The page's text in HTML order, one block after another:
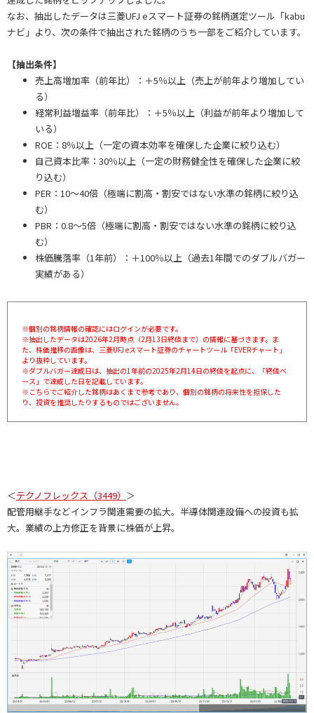
なお、抽出したデータは三菱UFJ eスマート証券の銘柄選定ツール「kabu
ナビ」より、次の条件で抽出された銘柄のうち一部をご紹介しています。
【抽出条件】
売上高増加率（前年比）：＋5％以上（売上が前年より増加してい
る）
経常利益増益率（前年比）：＋5％以上（利益が前年より増加して
いる）
ROE：8％以上（一定の資本効率を確保した企業に絞り込む）
自己資本比率：30％以上（一定の財務健全性を確保した企業に絞
り込む）
PER：10～40倍（極端に割高・割安ではない水準の銘柄に絞り込
む）
PBR：0.8～5倍（極端に割高・割安ではない水準の銘柄に絞り込
む）
株価騰落率（1年前）：＋100％以上（過去1年間でのダブルバガー
実績がある）
※個別の銘柄情報の確認にはログインが必要です。
※抽出したデータは2026年2月時点（2月13日終値まで）の情報に基づきます。ま
た、株価推移の画像は、三菱UFJ eスマート証券のチャートツール「EVERチャート」
より抜粋しています。
※ダブルバガー達成日は、抽出の1年前の2025年2月14日の終値を起点に、「終値ベ
ース」で達成した日を記載しています。
※こちらでご紹介した銘柄はあくまで参考であり、個別の銘柄の将来性を担保した
り、投資を推奨したりするものではございません。
＜テクノフレックス（3449） ＞
配管用継手などインフラ関連需要の拡大。半導体関連設備への投資も拡
大。業績の上方修正を背景に株価が上昇。